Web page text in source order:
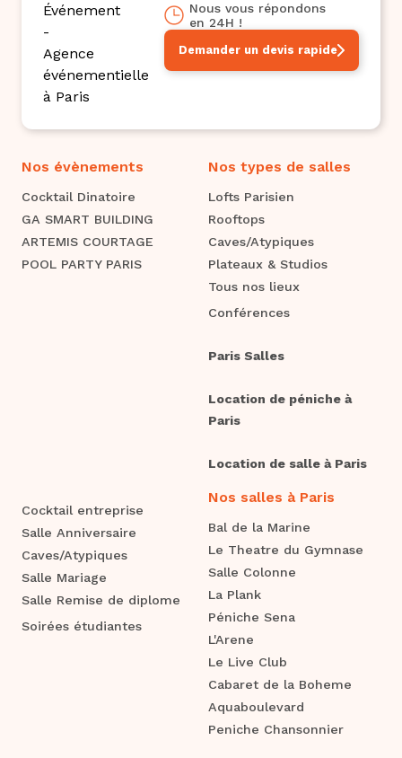
Demander un devis rapide
Nous vous répondons
en 24H !
Nos évènements
Cocktail Dinatoire
GA SMART BUILDING
ARTEMIS COURTAGE
POOL PARTY PARIS
Nos types de salles
Lofts Parisien
Rooftops
Caves/Atypiques
Plateaux & Studios
Tous nos lieux
Conférences
Paris Salles
Location de péniche à
Paris
Location de salle à Paris
Cocktail entreprise
Salle Anniversaire
Caves/Atypiques
Salle Mariage
Salle Remise de diplome
Soirées étudiantes
Nos salles à Paris
Bal de la Marine
Le Theatre du Gymnase
Salle Colonne
La Plank
Péniche Sena
L'Arene
Le Live Club
Cabaret de la Boheme
Aquaboulevard
Peniche Chansonnier